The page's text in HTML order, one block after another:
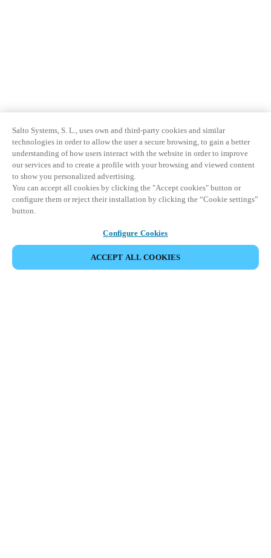
Salto Systems, S. L., uses own and third-party cookies and similar
technologies in order to allow the user a secure browsing, to gain a better
understanding of how users interact with the website in order to improve
our services and to create a profile with your browsing and viewed content
to show you personalized advertising.
You can accept all cookies by clicking the "Accept cookies" button or
configure them or reject their installation by clicking the “Cookie settings”
button.
Configure Cookies
ACCEPT ALL COOKIES